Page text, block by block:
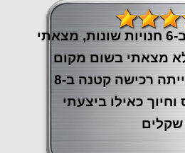
אחרי שהסתובבתי ב-6 חנויות שונות, מצאתי
מצאתי בשום מקום
אחר. ולמרות שזו הייתה רכישה קטנה ב-8
כאילו ביצעתי